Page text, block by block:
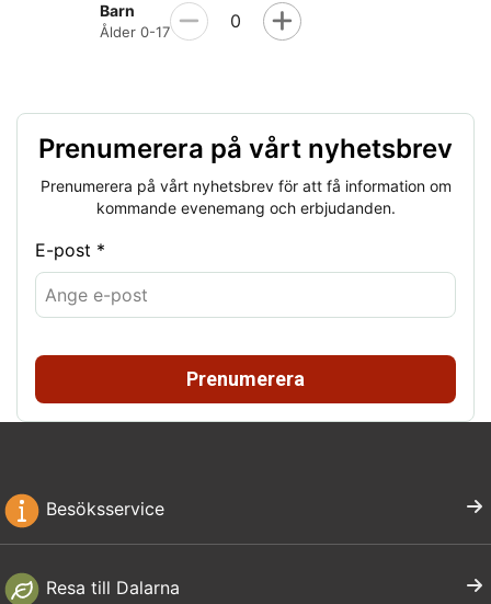
Barn
Ålder 0-17 0
Prenumerera på vårt nyhetsbrev
Prenumerera på vårt nyhetsbrev för att få information om
kommande evenemang och erbjudanden.
E-post *
Prenumerera
Besöksservice
Resa till Dalarna